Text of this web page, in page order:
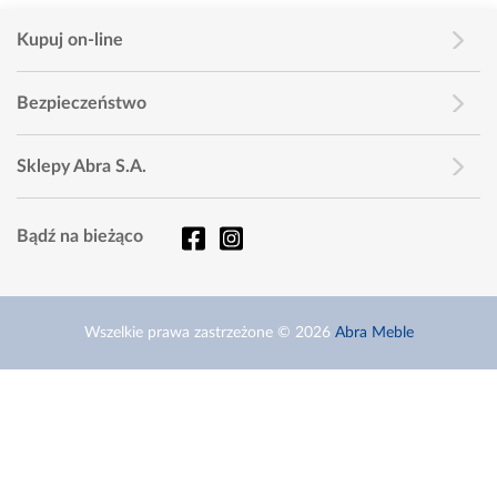
Kupuj on-line
Bezpieczeństwo
Sklepy Abra S.A.
Bądź na bieżąco
Wszelkie prawa zastrzeżone © 2026 Abra Meble